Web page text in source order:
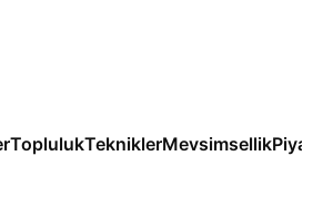
ToplulukTekniklerMevsimsellik